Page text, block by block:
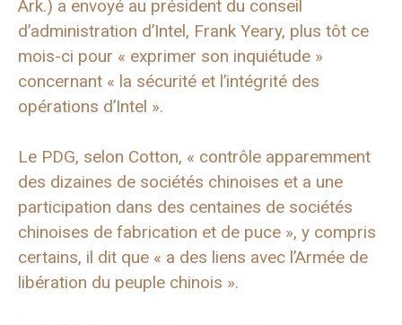
Ark.) a envoyé au président du conseil
d’administration d’Intel, Frank Yeary, plus tôt ce
mois-ci pour « exprimer son inquiétude »
concernant « la sécurité et l’intégrité des
opérations d’Intel ».
Le PDG, selon Cotton, « contrôle apparemment
des dizaines de sociétés chinoises et a une
participation dans des centaines de sociétés
chinoises de fabrication et de puce », y compris
certains, il dit que « a des liens avec l’Armée de
libération du peuple chinois ».